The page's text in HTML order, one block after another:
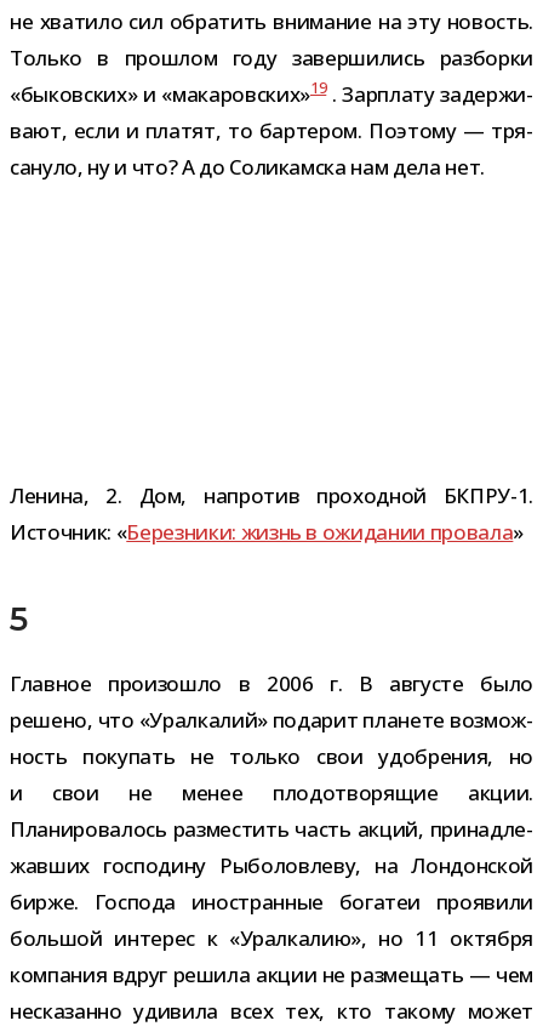
не хва­тило сил обра­тить вни­ма­ние на эту новость.
Только в про­шлом году завер­ши­лись раз­борки
«быков­ских» и «мака­ров­ских»19. Зарплату задер­жи­
вают, если и пла­тят, то бар­те­ром. Поэтому — тря­
са­нуло, ну и что? А до Соликамска нам дела нет.
Ленина, 2. Дом, напро­тив про­ход­ной БКПРУ-1.
Источник: «Березники: жизнь в ожи­да­нии про­вала»
5
Главное про­изо­шло в 2006 г. В авгу­сте было
решено, что «Уралкалий» пода­рит пла­нете воз­мож­
ность поку­пать не только свои удоб­ре­ния, но
и свои не менее пло­до­тво­ря­щие акции.
Планировалось раз­ме­стить часть акций, при­над­ле­
жав­ших гос­по­дину Рыболовлеву, на Лондонской
бирже. Господа ино­стран­ные бога­теи про­явили
боль­шой инте­рес к «Уралкалию», но 11 октября
ком­па­ния вдруг решила акции не раз­ме­щать — чем
неска­занно уди­вила всех тех, кто такому может